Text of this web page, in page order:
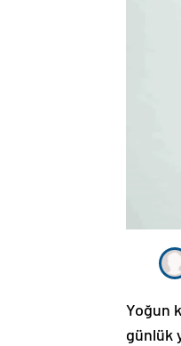
Yoğun
günlük